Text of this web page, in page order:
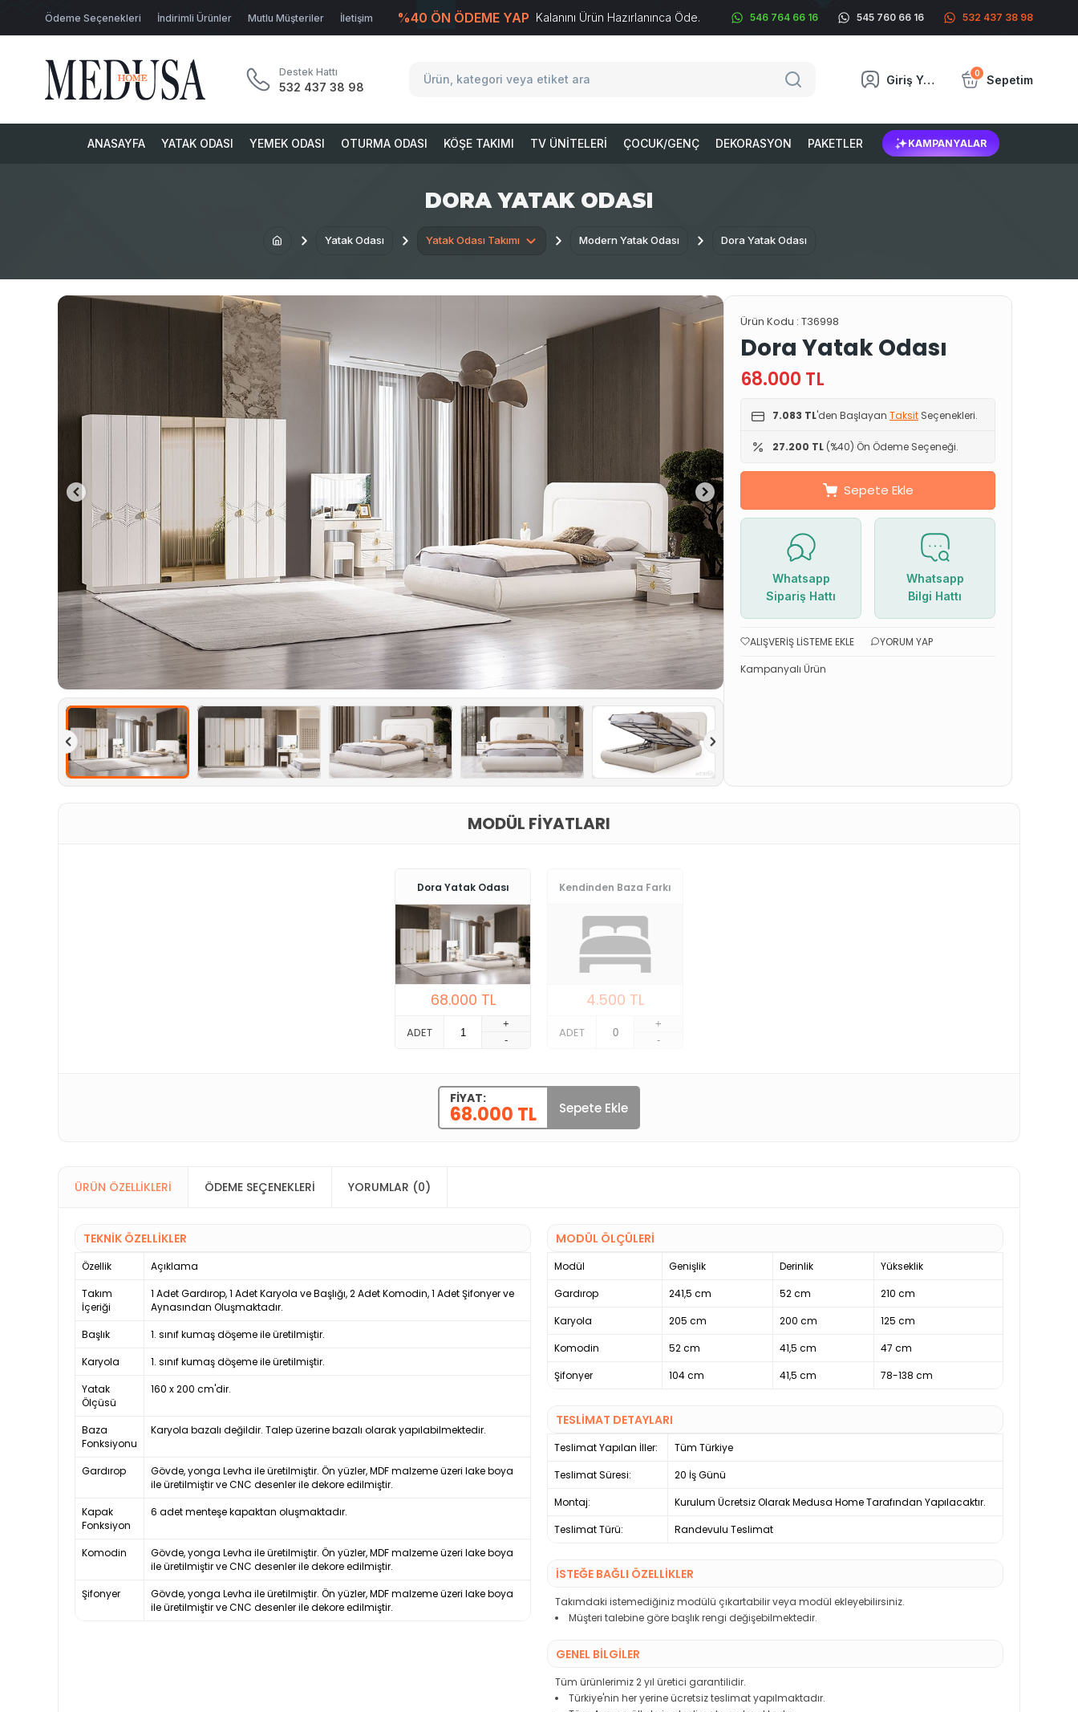
Ödeme Seçenekleri İndirimli Ürünler Mutlu Müşteriler İletişim %40 ÖN ÖDEME YAP Kalanını Ürün Hazırlanınca Öde. 546 764 66 16 545 760 66 16 532 437 38 98
Destek Hattı
532 437 38 98
Giriş Yap 0 Sepetim
ANASAYFA YATAK ODASI YEMEK ODASI OTURMA ODASI KÖŞE TAKIMI TV ÜNITELERI ÇOCUK/GENÇ DEKORASYON PAKETLER KAMPANYALAR
DORA YATAK ODASI
Yatak Odası Yatak Odası Takımı Modern Yatak Odası Dora Yatak Odası
Ürün Kodu : T36998
Dora Yatak Odası
68.000 TL
7.083 TL'den Başlayan Taksit Seçenekleri.
27.200 TL (%40) Ön Ödeme Seçeneği.
Sepete Ekle
Whatsapp
Sipariş Hattı
Whatsapp
Bilgi Hattı
ALIŞVERIŞ LISTEME EKLE
YORUM YAP
Kampanyalı Ürün
MODÜL FIYATLARI
Dora Yatak Odası
68.000 TL
ADET
+
-
Kendinden Baza Farkı
4.500 TL
ADET
+
-
FIYAT:
68.000 TL Sepete Ekle
ÜRÜN ÖZELLIKLERI ÖDEME SEÇENEKLERI YORUMLAR (0)
TEKNİK ÖZELLİKLER
Özellik
Açıklama
Takım
İçeriği
1 Adet Gardırop, 1 Adet Karyola ve Başlığı, 2 Adet Komodin, 1 Adet Şifonyer ve
Aynasından Oluşmaktadır.
Başlık
1. sınıf kumaş döşeme ile üretilmiştir.
Karyola
1. sınıf kumaş döşeme ile üretilmiştir.
Yatak
Ölçüsü
160 x 200 cm'dir.
Baza
Fonksiyonu
Karyola bazalı değildir. Talep üzerine bazalı olarak yapılabilmektedir.
Gardırop
Gövde, yonga Levha ile üretilmiştir. Ön yüzler, MDF malzeme üzeri lake boya
ile üretilmiştir ve CNC desenler ile dekore edilmiştir.
Kapak
Fonksiyon
6 adet menteşe kapaktan oluşmaktadır.
Komodin
Gövde, yonga Levha ile üretilmiştir. Ön yüzler, MDF malzeme üzeri lake boya
ile üretilmiştir ve CNC desenler ile dekore edilmiştir.
Şifonyer
Gövde, yonga Levha ile üretilmiştir. Ön yüzler, MDF malzeme üzeri lake boya
ile üretilmiştir ve CNC desenler ile dekore edilmiştir.
MODÜL ÖLÇÜLERİ
Modül Genişlik Derinlik
Yükseklik
Gardırop
241,5 cm 52 cm
210 cm
Karyola
205 cm 200 cm
125 cm
Komodin
52 cm 41,5 cm
47 cm
Şifonyer
104 cm 41,5 cm 78-138 cm
TESLİMAT DETAYLARI
Teslimat Yapılan İller:
Tüm Türkiye
Teslimat Süresi:
20 İş Günü
Montaj:
Kurulum Ücretsiz Olarak Medusa Home Tarafından Yapılacaktır.
Teslimat Türü:
Randevulu Teslimat
İSTEĞE BAĞLI ÖZELLİKLER
Takımdaki istemediğiniz modülü çıkartabilir veya modül ekleyebilirsiniz.
Müşteri talebine göre başlık rengi değişebilmektedir.
GENEL BİLGİLER
Tüm ürünlerimiz 2 yıl üretici garantilidir.
Türkiye'nin her yerine ücretsiz teslimat yapılmaktadır.
T-Soft E-TicaretSistemleriyle Hazırlanmıştır.